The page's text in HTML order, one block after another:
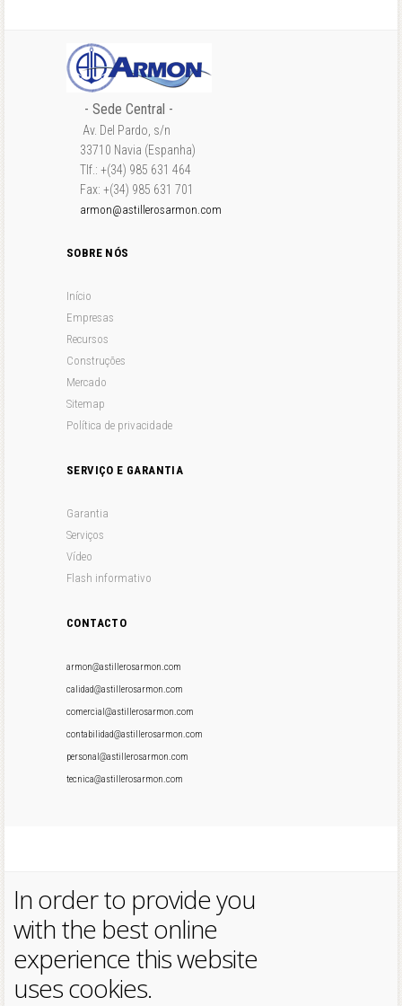
- Sede Central -
Av. Del Pardo, s/n
33710 Navia (Espanha)
Tlf.: +(34) 985 631 464
Fax: +(34) 985 631 701
armon@astillerosarmon.com
SOBRE NÓS
Início
Empresas
Recursos
Construções
Mercado
Sitemap
Política de privacidade
SERVIÇO E GARANTIA
Garantia
Serviços
Vídeo
Flash informativo
CONTACTO
armon@astillerosarmon.com
calidad@astillerosarmon.com
comercial@astillerosarmon.com
contabilidad@astillerosarmon.com
personal@astillerosarmon.com
tecnica@astillerosarmon.com
In order to provide you
with the best online
experience this website
uses cookies.